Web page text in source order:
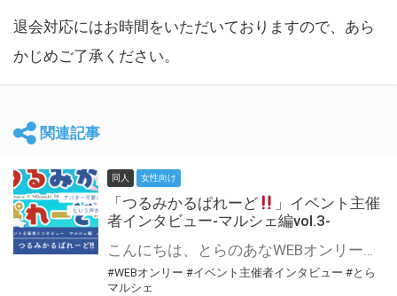
退会対応にはお時間をいただいておりますので、あら
かじめご了承ください。
関連記事
同人 女性向け
「つるみかるぱれーど
」イベント主催
者インタビュー-マルシェ編vol.3-
こんにちは、とらのあなWEBオンリー運営スタッフです。 新たにお届けする、イベント主催者インタビュー-マルシェ編-は、 とらのあなWEBオンリー「マルシェ」をご利用した主催様に 「マルシェ」を使って開催した感想や心がけをお聞きする企画です。 今回は、WEBオンリー初開催「つるみかるぱれーど
#WEBオンリー #イベント主催者インタビュー #とら
マルシェ